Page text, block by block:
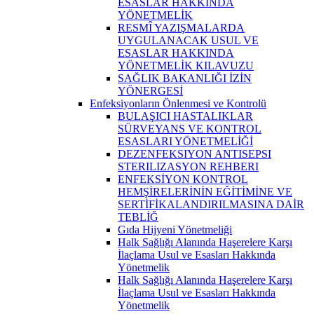
YÖNETMELİK
RESMÎ YAZIŞMALARDA
UYGULANACAK USUL VE
ESASLAR HAKKINDA
YÖNETMELİK KILAVUZU
SAĞLIK BAKANLIĞI İZİN
YÖNERGESİ
Enfeksiyonların Önlenmesi ve Kontrolü
BULAŞICI HASTALIKLAR
SÜRVEYANS VE KONTROL
ESASLARI YÖNETMELİĞİ
DEZENFEKSIYON ANTISEPSI
STERILIZASYON REHBERI
ENFEKSİYON KONTROL
HEMŞİRELERİNİN EĞİTİMİNE VE
SERTİFİKALANDIRILMASINA DAİR
TEBLİĞ
Gıda Hijyeni Yönetmeliği
Halk Sağlığı Alanında Haşerelere Karşı
İlaçlama Usul ve Esasları Hakkında
Yönetmelik
Halk Sağlığı Alanında Haşerelere Karşı
İlaçlama Usul ve Esasları Hakkında
Yönetmelik